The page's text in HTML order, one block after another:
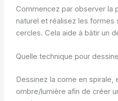
Commencez par observer la
naturel et réalisez les formes
cercles. Cela aide à bâtir un
Quelle technique pour
Dessinez la corne en spirale,
ombre/lumière afin de créer